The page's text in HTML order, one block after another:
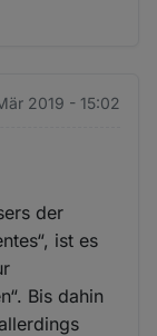
2019 - 15:02
der
ist es
Bis dahin